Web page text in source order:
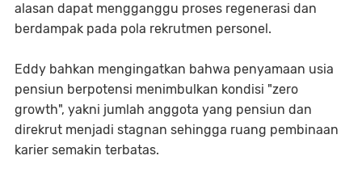
alasan dapat mengganggu proses regenerasi dan
berdampak pada pola rekrutmen personel.
Eddy bahkan mengingatkan bahwa penyamaan usia
pensiun berpotensi menimbulkan kondisi "zero
growth", yakni jumlah anggota yang pensiun dan
direkrut menjadi stagnan sehingga ruang pembinaan
karier semakin terbatas.